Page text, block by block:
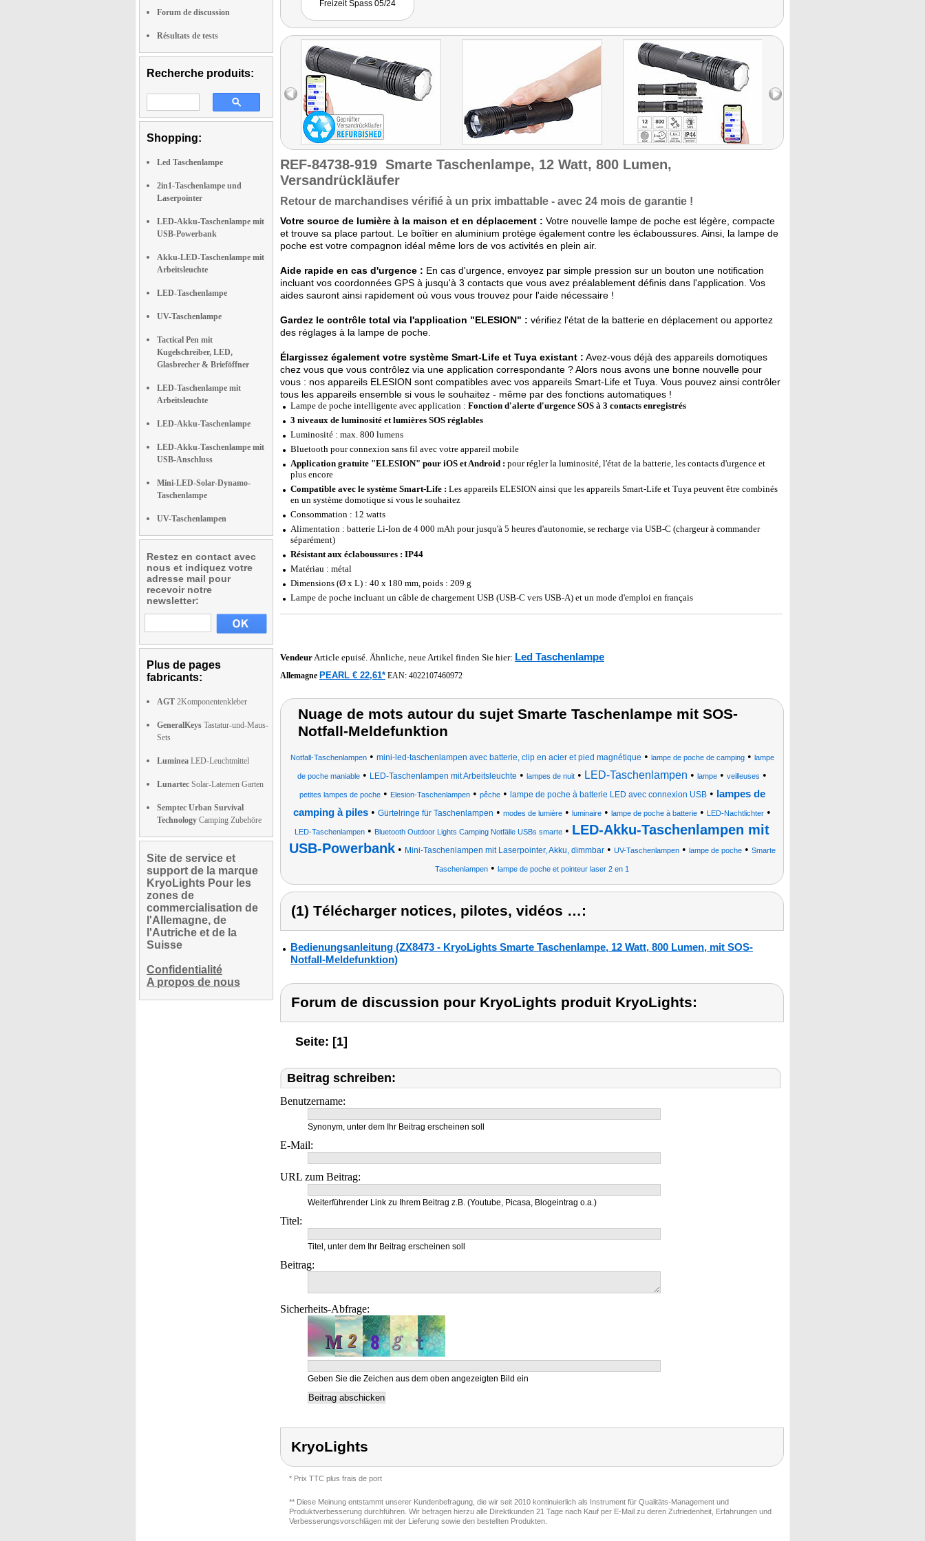
Forum de discussion
Résultats de tests
Recherche produits:
Shopping:
Led Taschenlampe
2in1-Taschenlampe und
Laserpointer
LED-Akku-Taschenlampe mit
USB-Powerbank
Akku-LED-Taschenlampe mit
Arbeitsleuchte
LED-Taschenlampe
UV-Taschenlampe
Tactical Pen mit
Kugelschreiber, LED,
Glasbrecher & Brieföffner
LED-Taschenlampe mit
Arbeitsleuchte
LED-Akku-Taschenlampe
LED-Akku-Taschenlampe mit
USB-Anschluss
Mini-LED-Solar-Dynamo-
Taschenlampe
UV-Taschenlampen
Restez en contact avec
nous et indiquez votre
adresse mail pour
recevoir notre
newsletter:
Plus de pages
fabricants:
AGT 2Komponentenkleber
GeneralKeys Tastatur-und-Maus-
Sets
Luminea LED-Leuchtmittel
Lunartec Solar-Laternen Garten
Semptec Urban Survival
Technology Camping Zubehöre
Site de service et
support de la marque
KryoLights Pour les
zones de
commercialisation de
l'Allemagne, de
l'Autriche et de la
Suisse
Confidentialité
A propos de nous
Freizeit Spass 05/24
REF-84738-919 Smarte Taschenlampe, 12 Watt, 800 Lumen,
Versandrückläufer
Retour de marchandises vérifié à un prix imbattable - avec 24 mois de garantie !
Votre source de lumière à la maison et en déplacement : Votre nouvelle lampe de poche est légère, compacte
et trouve sa place partout. Le boîtier en aluminium protège également contre les éclaboussures. Ainsi, la lampe de
poche est votre compagnon idéal même lors de vos activités en plein air.
Aide rapide en cas d'urgence : En cas d'urgence, envoyez par simple pression sur un bouton une notification
incluant vos coordonnées GPS à jusqu'à 3 contacts que vous avez préalablement définis dans l'application. Vos
aides sauront ainsi rapidement où vous vous trouvez pour l'aide nécessaire !
Gardez le contrôle total via l'application "ELESION" : vérifiez l'état de la batterie en déplacement ou apportez
des réglages à la lampe de poche.
Élargissez également votre système Smart-Life et Tuya existant : Avez-vous déjà des appareils domotiques
chez vous que vous contrôlez via une application correspondante ? Alors nous avons une bonne nouvelle pour
vous : nos appareils ELESION sont compatibles avec vos appareils Smart-Life et Tuya. Vous pouvez ainsi contrôler
tous les appareils ensemble si vous le souhaitez - même par des fonctions automatiques !
Lampe de poche intelligente avec application : Fonction d'alerte d'urgence SOS à 3 contacts enregistrés
3 niveaux de luminosité et lumières SOS réglables
Luminosité : max. 800 lumens
Bluetooth pour connexion sans fil avec votre appareil mobile
Application gratuite "ELESION" pour iOS et Android : pour régler la luminosité, l'état de la batterie, les contacts d'urgence et
plus encore
Compatible avec le système Smart-Life : Les appareils ELESION ainsi que les appareils Smart-Life et Tuya peuvent être combinés
en un système domotique si vous le souhaitez
Consommation : 12 watts
Alimentation : batterie Li-Ion de 4 000 mAh pour jusqu'à 5 heures d'autonomie, se recharge via USB-C (chargeur à commander
séparément)
Résistant aux éclaboussures : IP44
Matériau : métal
Dimensions (Ø x L) : 40 x 180 mm, poids : 209 g
Lampe de poche incluant un câble de chargement USB (USB-C vers USB-A) et un mode d'emploi en français
VendeurArticle epuisé. Ähnliche, neue Artikel finden Sie hier: Led Taschenlampe
Allemagne PEARL € 22,61* EAN: 4022107460972
Nuage de mots autour du sujet Smarte Taschenlampe mit SOS-
Notfall-Meldefunktion
Notfall-Taschenlampen• mini-led-taschenlampen avec batterie, clip en acier et pied magnétique • lampe de poche de camping• lampe
de poche maniable • LED-Taschenlampen mit Arbeitsleuchte • lampes de nuit • LED-Taschenlampen • lampe • veilleuses •
petites lampes de poche• Elesion-Taschenlampen• pêche• lampe de poche à batterie LED avec connexion USB• lampes de
camping à piles • Gürtelringe für Taschenlampen • modes de lumière • luminaire • lampe de poche à batterie • LED-Nachtlichter •
LED-Taschenlampen • Bluetooth Outdoor Lights Camping Notfälle USBs smarte • LED-Akku-Taschenlampen mit
USB-Powerbank• Mini-Taschenlampen mit Laserpointer, Akku, dimmbar• UV-Taschenlampen• lampe de poche• Smarte
Taschenlampen • lampe de poche et pointeur laser 2 en 1
(1) Télécharger notices, pilotes, vidéos …:
Bedienungsanleitung (ZX8473 - KryoLights Smarte Taschenlampe, 12 Watt, 800 Lumen, mit SOS-
Notfall-Meldefunktion)
Forum de discussion pour KryoLights produit KryoLights:
Seite: [1]
Beitrag schreiben:
Benutzername:
Synonym, unter dem Ihr Beitrag erscheinen soll
E-Mail:
URL zum Beitrag:
Weiterführender Link zu Ihrem Beitrag z.B. (Youtube, Picasa, Blogeintrag o.a.)
Titel:
Titel, unter dem Ihr Beitrag erscheinen soll
Beitrag:
Sicherheits-Abfrage:
Geben Sie die Zeichen aus dem oben angezeigten Bild ein
KryoLights
* Prix TTC plus frais de port
** Diese Meinung entstammt unserer Kundenbefragung, die wir seit 2010 kontinuierlich als Instrument für Qualitäts-Management und
Produktverbesserung durchführen. Wir befragen hierzu alle Direktkunden 21 Tage nach Kauf per E-Mail zu deren Zufriedenheit, Erfahrungen und
Verbesserungsvorschlägen mit der Lieferung sowie den bestellten Produkten.